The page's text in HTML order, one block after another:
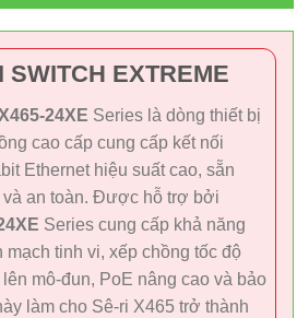
SWITCH EXTREME
24XE Series là dòng thiết bị
cao cấp cung cấp kết nối
Ethernet hiệu suất cao, sẵn
và an toàn. Được hỗ trợ bởi
Series cung cấp khả năng
mạch tinh vi, xếp chồng tốc độ
mô-đun, PoE nâng cao và bảo
làm cho Sê-ri X465 trở thành